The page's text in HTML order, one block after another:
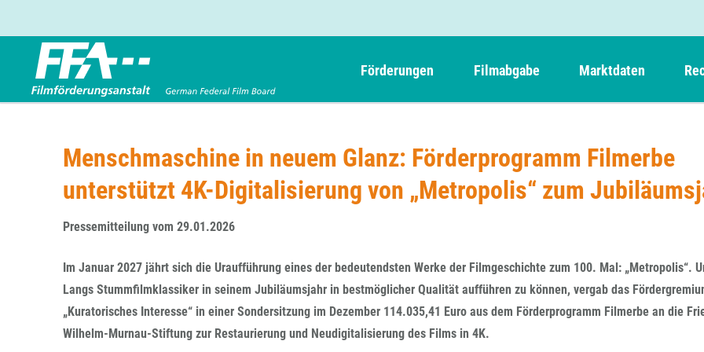
Förderungen
Entwicklungsförderung
Produktionsförderung
Verleihförderung
Folgevorhaben aus BKM-Preismitteln
Förderprogramm Filmerbe
Eigenkapitalaufstockung
Sonderförderungen nach § 2 FFG
Navigation
überspringen
Einreich- und Sitzungstermine
Webinare
Förderergebnisse
Erlösabrechnung
Exportbeitrag
Sperrfristen und Verkürzungsmöglichkeiten
Filmabgabe
Filmabgabe von Videoprogrammanbietern
Filmabgabe von Fernsehveranstaltern
Marktdaten
Die FFA in Kürze
Gremien
Referendariat
Vergabebekanntmachung
Kurzfilmpreis Short Tiger
German Films und Vision Kino
Der besondere Kinderfilm
Menschmaschine in neuem Glanz: Förderprogramm Filmerbe
unterstützt 4K-Digitalisierung von „Metropolis“ zum
Pressemitteilung vom 29.01.2026
Im Januar 2027 jährt sich die Uraufführung eines der bedeutendsten Werke der Filmgeschichte zum 100. Mal: „Metropolis“.
Langs Stummfilmklassiker in seinem Jubiläumsjahr in bestmöglicher Qualität aufführen zu können, vergab das
„Kuratorisches Interesse“ in einer Sondersitzung im Dezember 114.035,41 Euro aus dem Förderprogramm Filmerbe an die
Wilhelm-Murnau-Stiftung zur Restaurierung und Neudigitalisierung des Films in 4K.